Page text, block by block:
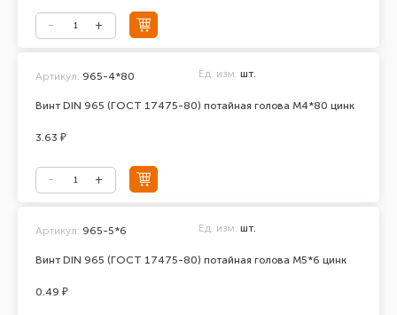
Винт DIN 965 (ГОСТ 17475-80) потайная голова М4*80 цинк
Артикул: 965-4*80 Ед. изм. шт.
3.63 ₽
Винт DIN 965 (ГОСТ 17475-80) потайная голова М5*6 цинк
Артикул: 965-5*6 Ед. изм. шт.
0.49 ₽